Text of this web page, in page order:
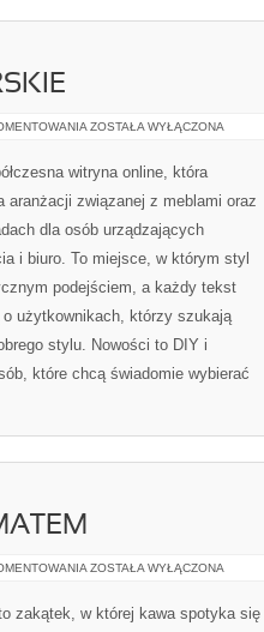
MEBLE
DESIGNERSKIE
ZOSTAŁA WYŁĄCZONA
witryna online, która
aranżacji związanej z meblami oraz
dla osób urządzających
i biuro. To miejsce, w którym styl
podejściem, a każdy tekst
użytkownikach, którzy szukają
stylu. Nowości to DIY i
które chcą świadomie wybierać
KAWIARNIE
KLIMATEM
ZOSTAŁA WYŁĄCZONA
zakątek, w której kawa spotyka się